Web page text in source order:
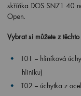
skříňka DOS SNZ1 40
Open.
Vybrat si můžete z
T01 – hliníková
hliníku)
T02 – úchytka z